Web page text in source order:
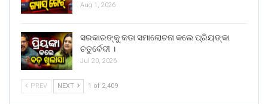
Aug 1, 2026
ସରକାରଙ୍କୁ କଡା ସମାଲୋଚନା କଲେ ପ୍ରିୟଙ୍କା
ଚତୁର୍ବେଦୀ ।
Jul 20, 2026
PREV NEXT 1 of 2,409